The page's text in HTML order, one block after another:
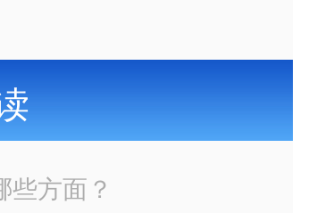
些方面？